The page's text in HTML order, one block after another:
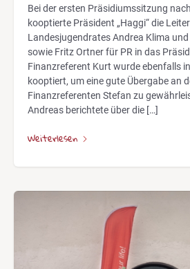
Bei der ersten Präsidiumssitzung
kooptierte Präsident „Haggi“ die
Landesjugendrates Andrea Klima
sowie Fritz Ortner für PR in das
Finanzreferent Kurt wurde ebenfalls
kooptiert, um eine gute Übergabe an
Finanzreferenten Stefan zu
Andreas berichtete über die […]
Weiterlesen